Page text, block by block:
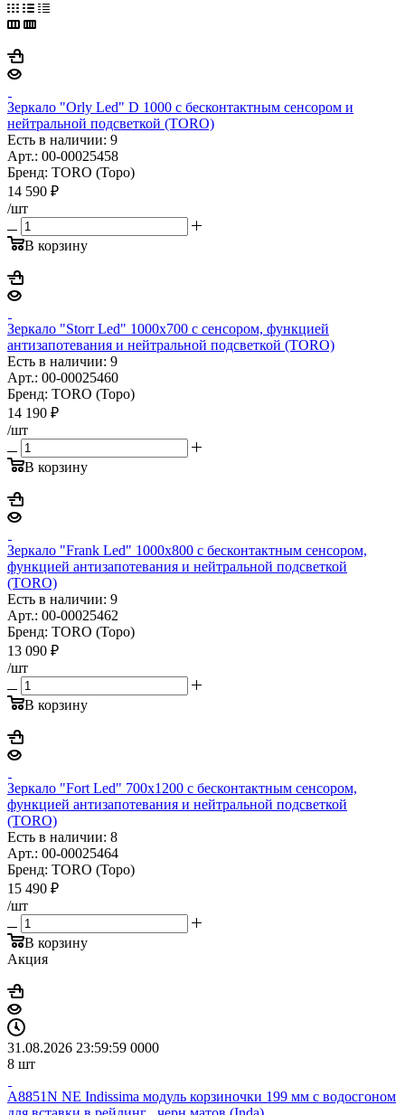
Зеркало "Orly Led" D 1000 с бесконтактным сенсором и
нейтральной подсветкой (TORO)
Есть в наличии: 9
Арт.: 00-00025458
Бренд: TORO (Торо)
14 590 ₽
/шт
В корзину
Зеркало "Storr Led" 1000х700 с сенсором, функцией
антизапотевания и нейтральной подсветкой (TORO)
Есть в наличии: 9
Арт.: 00-00025460
Бренд: TORO (Торо)
14 190 ₽
/шт
В корзину
Зеркало "Frank Led" 1000х800 с бесконтактным сенсором,
функцией антизапотевания и нейтральной подсветкой
(TORO)
Есть в наличии: 9
Арт.: 00-00025462
Бренд: TORO (Торо)
13 090 ₽
/шт
В корзину
Зеркало "Fort Led" 700х1200 с бесконтактным сенсором,
функцией антизапотевания и нейтральной подсветкой
(TORO)
Есть в наличии: 8
Арт.: 00-00025464
Бренд: TORO (Торо)
15 490 ₽
/шт
В корзину
Акция
31.08.2026 23:59:59 0000
8 шт
A8851N NE Indissima модуль корзиночки 199 мм с водосгоном